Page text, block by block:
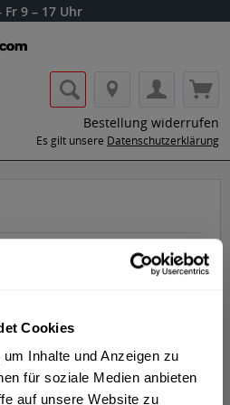
Cookies
Inhalte und Anzeigen zu
für soziale Medien anbieten
auf unsere Website zu
Fr 9 – 17 Uhr
Bestellung widerrufen
Es gilt unsere Datenschutzerklärung
von Aperol nach
liefern.